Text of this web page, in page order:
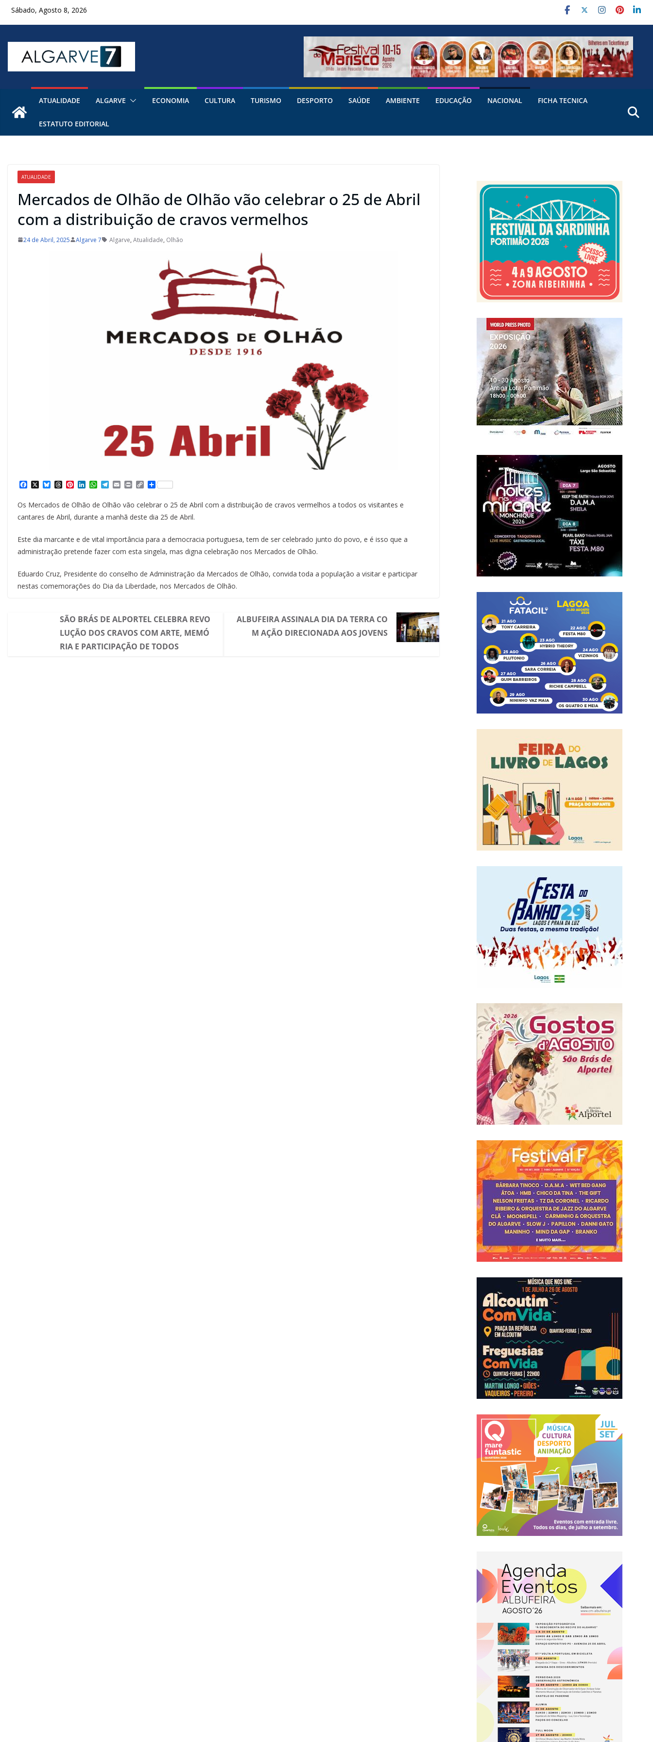
SkipSábado, Agosto 8, 2026
ATUALIDADE ALGARVE ECONOMIA CULTURA TURISMO DESPORTO SAÚDE AMBIENTE EDUCAÇÃO NACIONAL FICHA TECNICA
ESTATUTO EDITORIAL
ATUALIDADE
Mercados de Olhão de Olhão vão celebrar o 25 de Abril
com a distribuição de cravos vermelhos
24 de Abril, 2025 Algarve 7 Algarve, Atualidade, Olhão
a
c
e
b
o
k
X B
u
e
s
k
T
h
r
e
a
d
P
n
t
e
r
s
t
L
k
e
d
n
W
h
t
s
A
p
T
e
l
e
g
r
m
E
m
l
P
n
t
C
o
p
y
L
i
k
S
h
r
e
Os Mercados de Olhão de Olhão vão celebrar o 25 de Abril com a distribuição de cravos vermelhos a todos os visitantes e
cantares de Abril, durante a manhã deste dia 25 de Abril.
Este dia marcante e de vital importância para a democracia portuguesa, tem de ser celebrado junto do povo, e é isso que a
administração pretende fazer com esta singela, mas digna celebração nos Mercados de Olhão.
Eduardo Cruz, Presidente do conselho de Administração da Mercados de Olhão, convida toda a população a visitar e participar
nestas comemorações do Dia da Liberdade, nos Mercados de Olhão.
SÃO BRÁS DE ALPORTEL CELEBRA REVO
LUÇÃO DOS CRAVOS COM ARTE, MEMÓ
RIA E PARTICIPAÇÃO DE TODOS
ALBUFEIRA ASSINALA DIA DA TERRA CO
M AÇÃO DIRECIONADA AOS JOVENS